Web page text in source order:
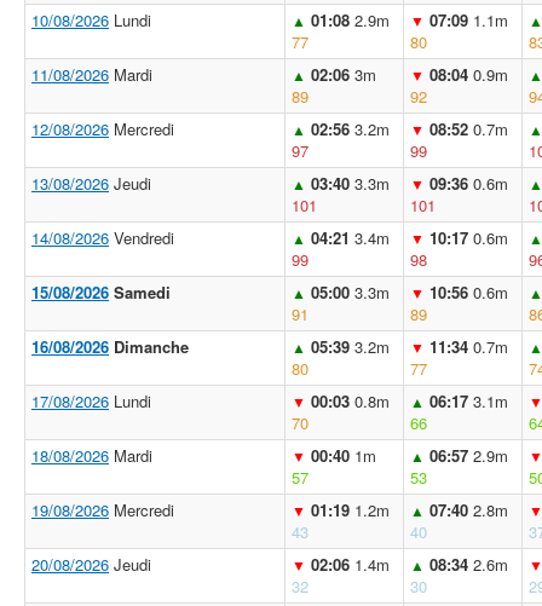
10/08/2026 Lundi ▲ 01:08 2.9m
77
▼ 07:09 1.1m
80
▲
11/08/2026 Mardi ▲ 02:06 3m
89
▼ 08:04 0.9m
92
▲
12/08/2026 Mercredi ▲ 02:56 3.2m
97
▼ 08:52 0.7m
99
▲
13/08/2026 Jeudi ▲ 03:40 3.3m
101
▼ 09:36 0.6m
101
▲
14/08/2026 Vendredi ▲ 04:21 3.4m
99
▼ 10:17 0.6m
98
▲
15/08/2026 Samedi ▲ 05:00 3.3m
91
▼ 10:56 0.6m
89
▲
16/08/2026 Dimanche ▲ 05:39 3.2m
80
▼ 11:34 0.7m
77
▲
17/08/2026 Lundi ▼ 00:03 0.8m
70
▲ 06:17 3.1m
66
▼
18/08/2026 Mardi ▼ 00:40 1m
57
▲ 06:57 2.9m
53
▼
19/08/2026 Mercredi ▼ 01:19 1.2m
43
▲ 07:40 2.8m
40
▼
20/08/2026 Jeudi ▼ 02:06 1.4m
32
▲ 08:34 2.6m
30
▼